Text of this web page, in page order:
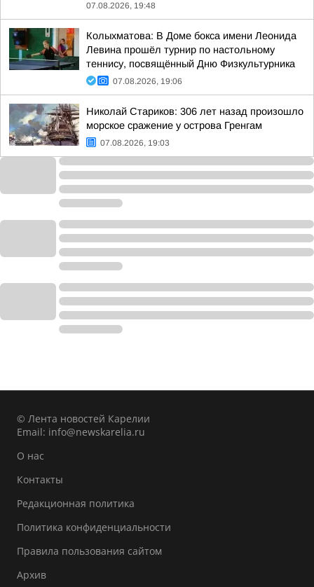
07.08.2026, 19:48
Колыхматова: В Доме бокса имени Леонида
Левина прошёл турнир по настольному
теннису, посвящённый Дню Физкультурника
07.08.2026, 19:06
Николай Стариков: 306 лет назад произошло
морское сражение у острова Гренгам
07.08.2026, 19:03
© Лента новостей Карелии
Email: info@newskarelia.ru
О нас
Контакты
Редакционная политика
Политика конфиденциальности
Правила пользования сайтом
Архив